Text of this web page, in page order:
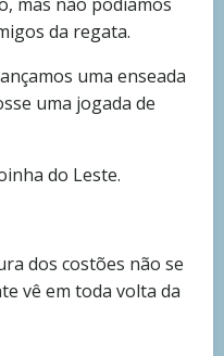
da regata.
uma enseada
uma jogada de
do Leste.
dos costões não se
vê em toda volta da